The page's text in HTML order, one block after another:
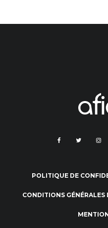
POLITIQUE DE
CONDITIONS GÉNÉRALES